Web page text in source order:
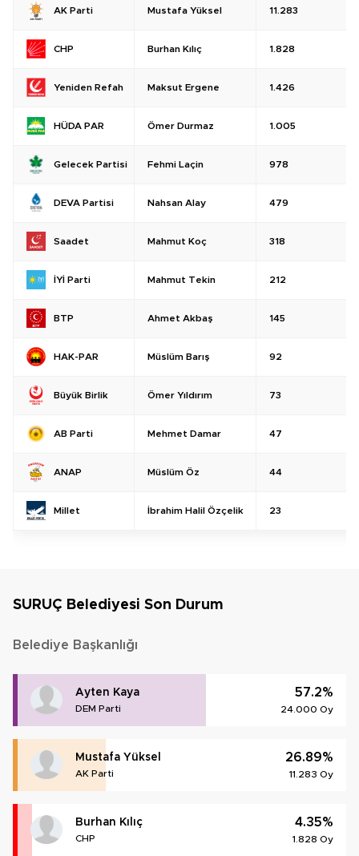
AK Parti Mustafa Yüksel 11.283
CHP Burhan Kılıç 1.828
Yeniden Refah Maksut Ergene 1.426
HÜDA PAR Ömer Durmaz 1.005
Gelecek Partisi Fehmi Laçin 978
DEVA Partisi Nahsan Alay 479
Saadet Mahmut Koç 318
İYİ Parti Mahmut Tekin 212
BTP Ahmet Akbaş 145
HAK-PAR Müslüm Barış 92
Büyük Birlik Ömer Yıldırım 73
AB Parti Mehmet Damar 47
ANAP Müslüm Öz 44
Millet İbrahim Halil Özçelik 23
SURUÇ Belediyesi Son Durum
Belediye Başkanlığı
Ayten Kaya
DEM Parti
57.2%
24.000 Oy
Mustafa Yüksel
AK Parti
26.89%
11.283 Oy
Burhan Kılıç
CHP
4.35%
1.828 Oy